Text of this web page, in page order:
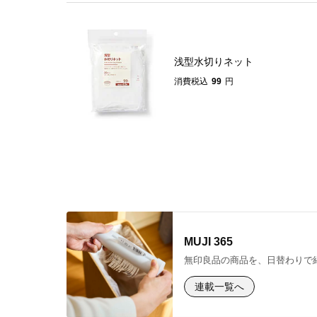
浅型水切りネット
消費税込 99 円
MUJI 365
無印良品の商品を、日替わりで
連載一覧へ